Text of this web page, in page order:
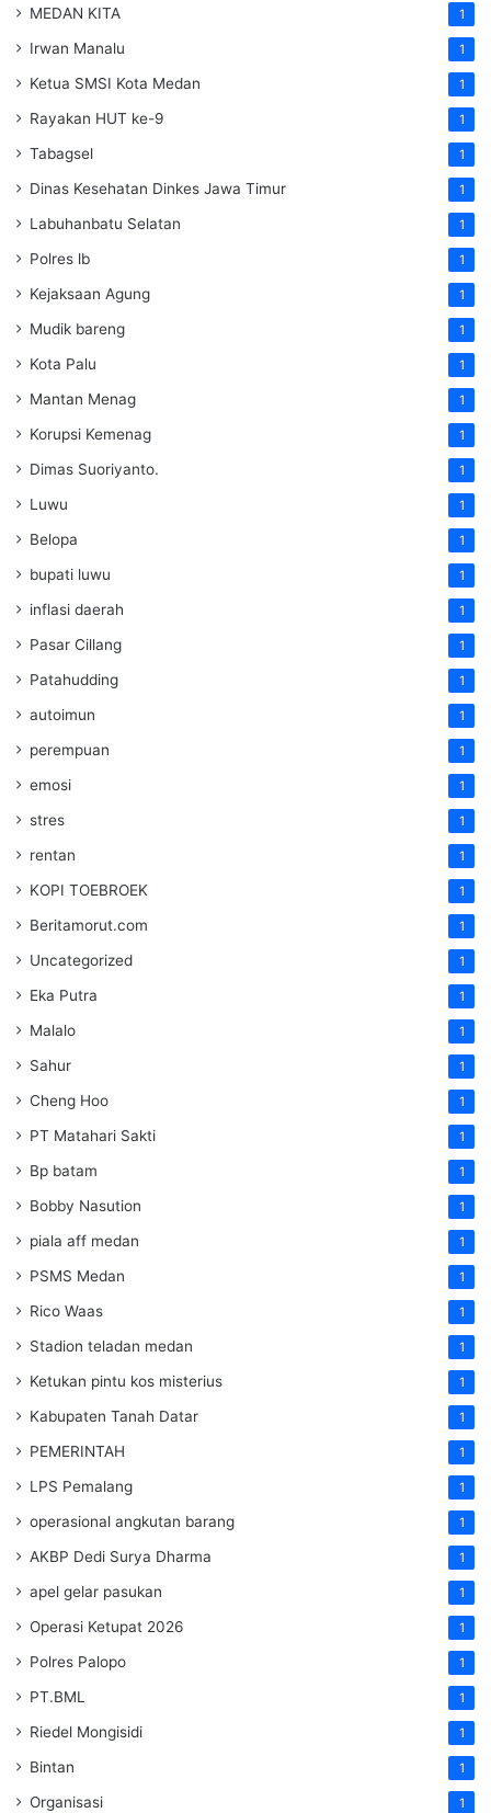
MEDAN KITA 1
Irwan Manalu 1
Ketua SMSI Kota Medan 1
Rayakan HUT ke-9 1
Tabagsel 1
Dinas Kesehatan Dinkes Jawa Timur 1
Labuhanbatu Selatan 1
Polres lb 1
Kejaksaan Agung 1
Mudik bareng 1
Kota Palu 1
Mantan Menag 1
Korupsi Kemenag 1
Dimas Suoriyanto. 1
Luwu 1
Belopa 1
bupati luwu 1
inflasi daerah 1
Pasar Cillang 1
Patahudding 1
autoimun 1
perempuan 1
emosi 1
stres 1
rentan 1
KOPI TOEBROEK 1
Beritamorut.com 1
Uncategorized 1
Eka Putra 1
Malalo 1
Sahur 1
Cheng Hoo 1
PT Matahari Sakti 1
Bp batam 1
Bobby Nasution 1
piala aff medan 1
PSMS Medan 1
Rico Waas 1
Stadion teladan medan 1
Ketukan pintu kos misterius 1
Kabupaten Tanah Datar 1
PEMERINTAH 1
LPS Pemalang 1
operasional angkutan barang 1
AKBP Dedi Surya Dharma 1
apel gelar pasukan 1
Operasi Ketupat 2026 1
Polres Palopo 1
PT.BML 1
Riedel Mongisidi 1
Bintan 1
Organisasi 1